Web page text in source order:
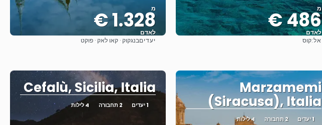
מ
486 €
לאדם
אל:קוס
מ
1.328 €
לאדם
ראה
יעדיםבנגקוק · קאו לאק · פוקט
Marzamemi
(Siracusa), Italia
1 יעדים 2 תחבורה 4 לילות
Cefalù, Sicilia, Italia
1 יעדים 2 תחבורה 4 לילות